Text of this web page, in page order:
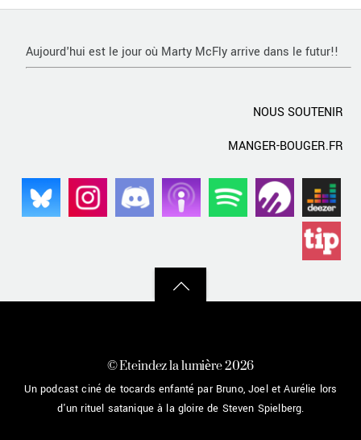
Aujourd'hui est le jour où Marty McFly arrive dans le futur!!
NOUS SOUTENIR
MANGER-BOUGER.FR
Back
©Eteindez la lumière2026
Un podcast ciné de tocards enfanté par Bruno, Joel et Aurélie lors
d'un rituel satanique à la gloire de Steven Spielberg.